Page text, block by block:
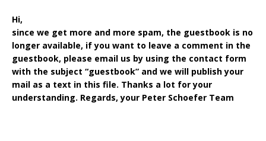
Hi,
since we get more and more spam, the guestbook is no
longer available, if you want to leave a comment in the
guestbook, please email us by using the contact form
with the subject “guestbook” and we will publish your
mail as a text in this file. Thanks a lot for your
understanding. Regards, your Peter Schoefer Team